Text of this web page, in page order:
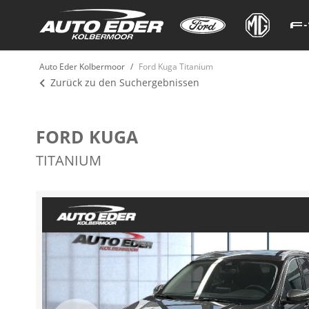
Auto Eder Kolbermoor Ford Kuga Titanium
Zurück zu den Suchergebnissen
FORD KUGA
TITANIUM
Ende
der
Bildergalerie
springen